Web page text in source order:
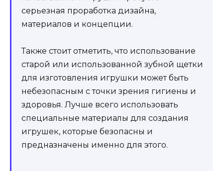
серьезная проработка дизайна,
материалов и концепции.
Также стоит отметить, что использование
старой или использованной зубной щетки
для изготовления игрушки может быть
небезопасным с точки зрения гигиены и
здоровья. Лучше всего использовать
специальные материалы для создания
игрушек, которые безопасны и
предназначены именно для этого.